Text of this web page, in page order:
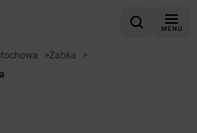
MENU
>Żabka
>